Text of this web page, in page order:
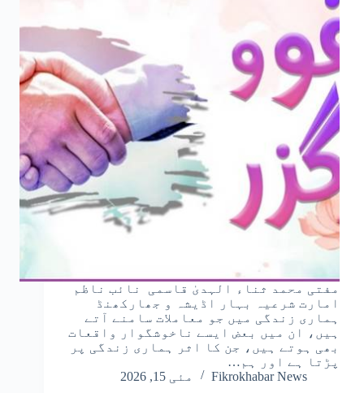
مفتی محمد ثناء الہدیٰ قاسمی نائب ناظم
امارت شرعیہ بہار اڈیشہ و جھارکھنڈ
ہماری زندگی میں جو معاملات سامنے آتے
ہیں، ان میں بعض ایسے ناخوشگوار واقعات
بھی ہوتے ہیں، جن کا اثر ہماری زندگی پر
پڑتا ہے اور ہم…
Fikrokhabar News
مئی 15, 2026